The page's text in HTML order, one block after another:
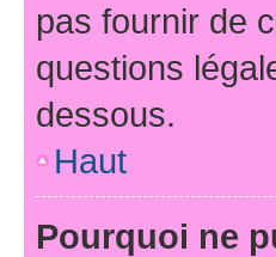
pas fournir de
questions
dessous.
Haut
Pourquoi ne